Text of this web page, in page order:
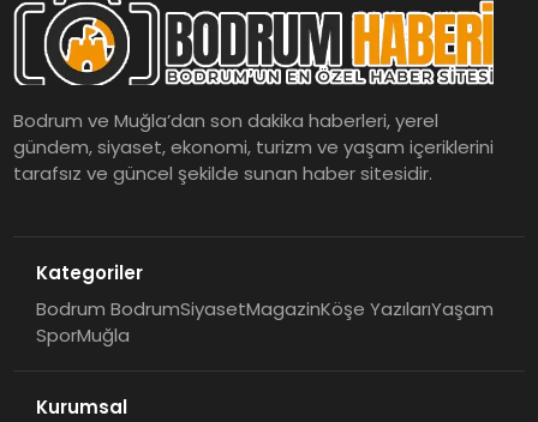
☰
Bodrum ve Muğla’dan son dakika haberleri, yerel
gündem, siyaset, ekonomi, turizm ve yaşam içeriklerini
tarafsız ve güncel şekilde sunan haber sitesidir.
Kategoriler
Bodrum BodrumSiyasetMagazinKöşe YazılarıYaşam
SporMuğla
Kurumsal